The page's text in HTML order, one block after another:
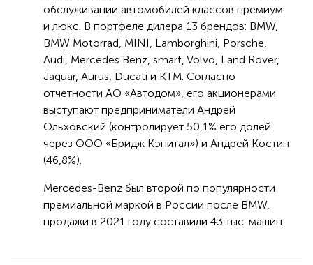
обслуживании автомобилей классов премиум
и люкс. В портфеле дилера 13 брендов: BMW,
BMW Motorrad, MINI, Lamborghini, Porsche,
Audi, Mercedes Benz, smart, Volvo, Land Rover,
Jaguar, Aurus, Ducati и KTM. Согласно
отчетности АО «Автодом», его акционерами
выступают предприниматели Андрей
Ольховский (контролирует 50,1% его долей
через ООО «Бридж Кэпитал») и Андрей Костин
(46,8%).
Mercedes-Benz был второй по популярности
премиальной маркой в России после BMW,
продажи в 2021 году составили 43 тыс. машин.